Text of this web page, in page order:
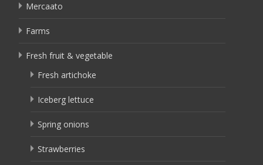
Mercaato
Farms
Fresh fruit & vegetable
Fresh artichoke
Iceberg lettuce
Spring onions
Strawberries